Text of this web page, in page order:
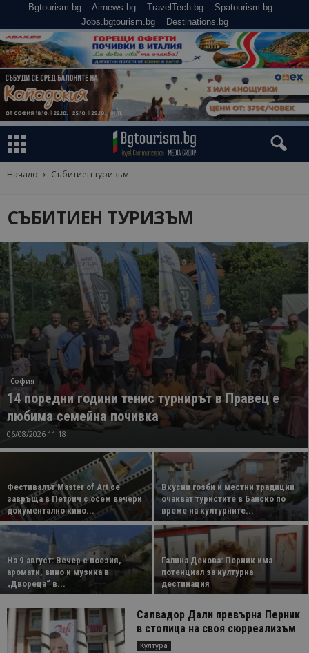
Bgtourism.bg Airnews.bg TravelTech.bg
Spatourism.bg
Jobs.bgtourism.bg
Destinations.bg
Начало Събитиен туризъм
СЪБИТИЕН ТУРИЗЪМ
София
14 поредни години тенис турнирът в Правец е
любима семейна почивка
06/08/2026 11:18
Фестивалът Master of Art се
завръща в Петрич с осем вечери
документално кино...
Вкусни гозби и местни традиции
очакват туристите в Банско по
време на културните...
На 9 август: Вечер с поезия,
аромати, вино и музика в
„Двореца“ в...
Галина Декова: Перник има
потенциал за културна
дестинация
Салвадор Дали превърна Перник
в столица на своя сюрреализъм
Култура